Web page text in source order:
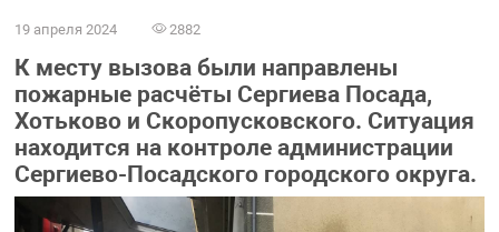
19 апреля 2024 2882
К месту вызова были направлены
пожарные расчёты Сергиева Посада,
Хотьково и Скоропусковского. Ситуация
находится на контроле администрации
Сергиево-Посадского городского округа.